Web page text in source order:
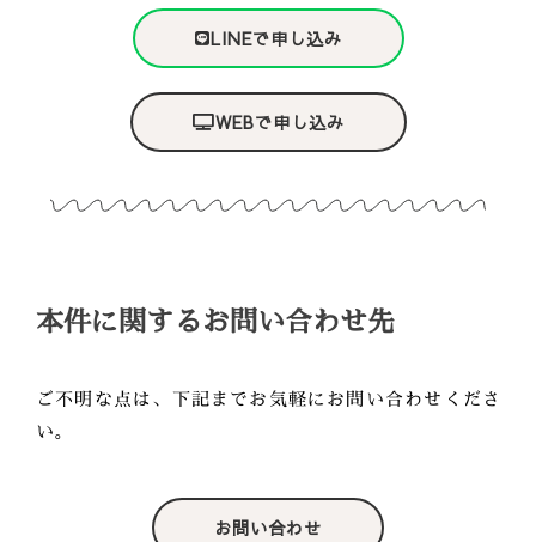
LINEで申し込み
WEBで申し込み
本件に関するお問い合わせ先
ご不明な点は、下記までお気軽にお問い合わせくださ
い。
お問い合わせ